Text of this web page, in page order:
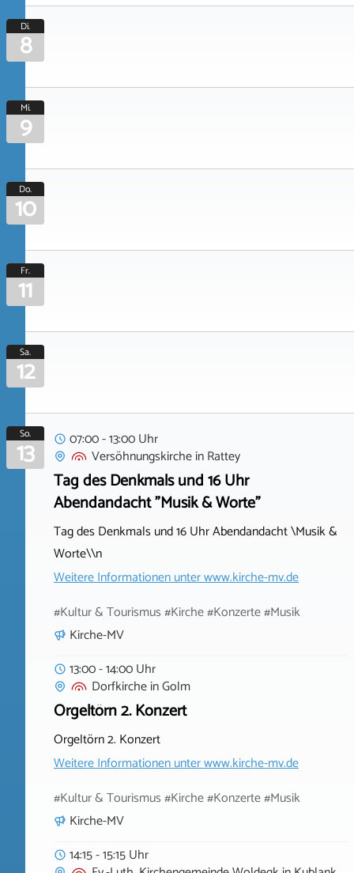
Di.
8
Mi.
9
Do.
10
Fr.
11
Sa.
12
So.
13
07:00 - 13:00 Uhr
VersöhnungskircheinRattey
Tag des Denkmals und 16 Uhr
Abendandacht "Musik & Worte"
Tag des Denkmals und 16 Uhr Abendandacht \Musik &
Worte\\n
Weitere Informationen unterwww.kirche-mv.de
#Kultur & Tourismus #Kirche #Konzerte #Musik
Kirche-MV
13:00 - 14:00 Uhr
DorfkircheinGolm
Orgeltörn 2. Konzert
Orgeltörn 2. Konzert
Weitere Informationen unterwww.kirche-mv.de
#Kultur & Tourismus #Kirche #Konzerte #Musik
Kirche-MV
14:15 - 15:15 Uhr